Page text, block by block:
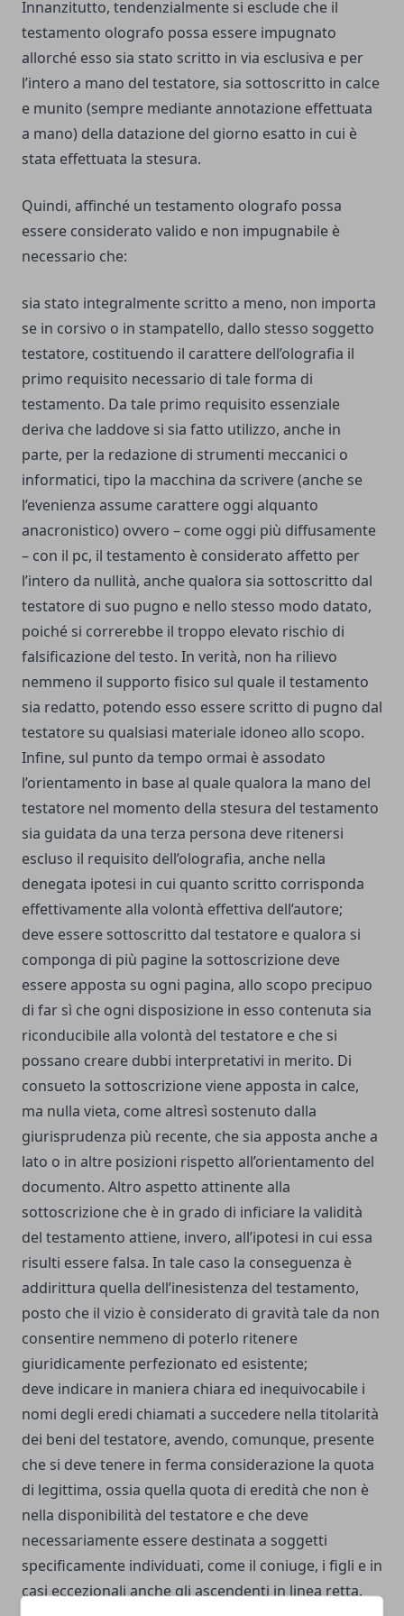
Innanzitutto, tendenzialmente si esclude che il
testamento olografo possa essere impugnato
allorché esso sia stato scritto in via esclusiva e per
l’intero a mano del testatore, sia sottoscritto in calce
e munito (sempre mediante annotazione effettuata
a mano) della datazione del giorno esatto in cui è
stata effettuata la stesura.
Quindi, affinché un testamento olografo possa
essere considerato valido e non impugnabile è
necessario che:
sia stato integralmente scritto a meno, non importa
se in corsivo o in stampatello, dallo stesso soggetto
testatore, costituendo il carattere dell’olografia il
primo requisito necessario di tale forma di
testamento. Da tale primo requisito essenziale
deriva che laddove si sia fatto utilizzo, anche in
parte, per la redazione di strumenti meccanici o
informatici, tipo la macchina da scrivere (anche se
l’evenienza assume carattere oggi alquanto
anacronistico) ovvero – come oggi più diffusamente
– con il pc, il testamento è considerato affetto per
l’intero da nullità, anche qualora sia sottoscritto dal
testatore di suo pugno e nello stesso modo datato,
poiché si correrebbe il troppo elevato rischio di
falsificazione del testo. In verità, non ha rilievo
nemmeno il supporto fisico sul quale il testamento
sia redatto, potendo esso essere scritto di pugno dal
testatore su qualsiasi materiale idoneo allo scopo.
Infine, sul punto da tempo ormai è assodato
l’orientamento in base al quale qualora la mano del
testatore nel momento della stesura del testamento
sia guidata da una terza persona deve ritenersi
escluso il requisito dell’olografia, anche nella
denegata ipotesi in cui quanto scritto corrisponda
effettivamente alla volontà effettiva dell’autore;
deve essere sottoscritto dal testatore e qualora si
componga di più pagine la sottoscrizione deve
essere apposta su ogni pagina, allo scopo precipuo
di far sì che ogni disposizione in esso contenuta sia
riconducibile alla volontà del testatore e che si
possano creare dubbi interpretativi in merito. Di
consueto la sottoscrizione viene apposta in calce,
ma nulla vieta, come altresì sostenuto dalla
giurisprudenza più recente, che sia apposta anche a
lato o in altre posizioni rispetto all’orientamento del
documento. Altro aspetto attinente alla
sottoscrizione che è in grado di inficiare la validità
del testamento attiene, invero, all’ipotesi in cui essa
risulti essere falsa. In tale caso la conseguenza è
addirittura quella dell’inesistenza del testamento,
posto che il vizio è considerato di gravità tale da non
consentire nemmeno di poterlo ritenere
giuridicamente perfezionato ed esistente;
deve indicare in maniera chiara ed inequivocabile i
nomi degli eredi chiamati a succedere nella titolarità
dei beni del testatore, avendo, comunque, presente
che si deve tenere in ferma considerazione la quota
di legittima, ossia quella quota di eredità che non è
nella disponibilità del testatore e che deve
necessariamente essere destinata a soggetti
specificamente individuati, come il coniuge, i figli e in
casi eccezionali anche gli ascendenti in linea retta.